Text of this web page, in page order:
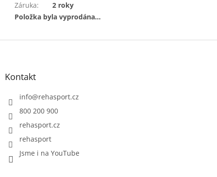
Záruka:
2 roky
Položka byla vyprodána…
Z
Kontakt
info@rehasport.cz
800 200 900
rehasport.cz
rehasport
Jsme i na YouTube